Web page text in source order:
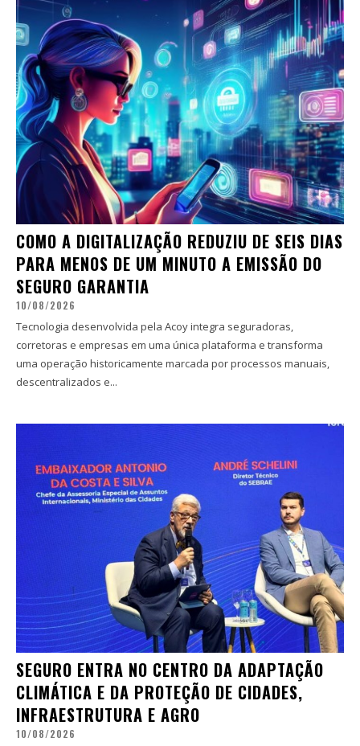
COMO A DIGITALIZAÇÃO REDUZIU DE SEIS DIAS
PARA MENOS DE UM MINUTO A EMISSÃO DO
SEGURO GARANTIA
10/08/2026
Tecnologia desenvolvida pela Acoy integra seguradoras,
corretoras e empresas em uma única plataforma e transforma
uma operação historicamente marcada por processos manuais,
descentralizados e...
SEGURO ENTRA NO CENTRO DA ADAPTAÇÃO
CLIMÁTICA E DA PROTEÇÃO DE CIDADES,
INFRAESTRUTURA E AGRO
10/08/2026